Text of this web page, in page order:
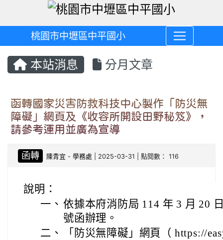
桃園市中壢區中平國小
本站消息 分月文章
函轉國家災害防救科技中心製作「防災無
障礙」網頁及《收容所開設田野秘笈》，
請參考運用並廣為宣導
函轉 陳青宜 -學務處 | 2025-03-31 | 點閱數： 116
說明：
一、 依據本府消防局 114 年 3 月 20
號函辦理。
二、
「防災無障礙」網頁（ https://